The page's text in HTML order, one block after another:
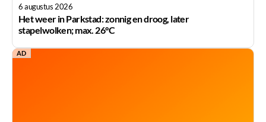
6 augustus 2026
Het weer in Parkstad: zonnig en droog, later
stapelwolken; max. 26°C
AD